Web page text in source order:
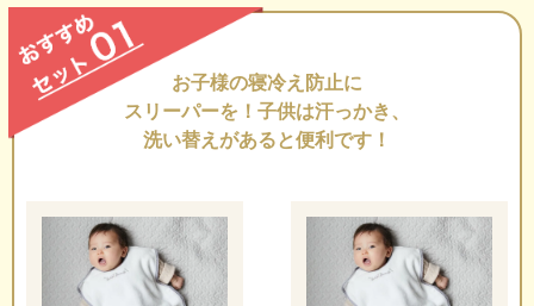
お子様の寝冷え防止に
スリーパーを！ 子供は汗っかき、
洗い替えがあると便利です！